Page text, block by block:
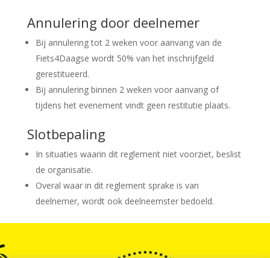
Annulering door deelnemer
Bij annulering tot 2 weken voor aanvang van de
Fiets4Daagse wordt 50% van het inschrijfgeld
gerestitueerd.
Bij annulering binnen 2 weken voor aanvang of
tijdens het evenement vindt geen restitutie plaats.
Slotbepaling
In situaties waarin dit reglement niet voorziet, beslist
de organisatie.
Overal waar in dit reglement sprake is van
deelnemer, wordt ook deelneemster bedoeld.